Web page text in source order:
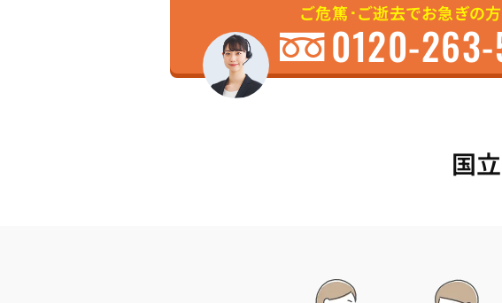
ご危篤･ご逝去でお急ぎの
0120-
国